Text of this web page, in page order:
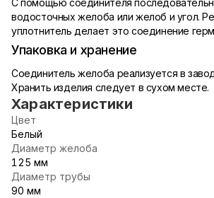
С помощью соединителя
водосточных желоба или желоб и угол.
уплотнитель делает это соединение
Упаковка и хранение
Соединитель желоба реализуется в
Хранить изделия следует в сухом месте.
Характеристики
Цвет
Белый
Диаметр желоба
125 мм
Диаметр трубы
90 мм